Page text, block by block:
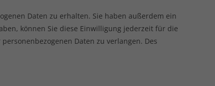
Daten zu erhalten. Sie haben außerdem ein
können Sie diese Einwilligung jederzeit für die
Daten zu verlangen. Des